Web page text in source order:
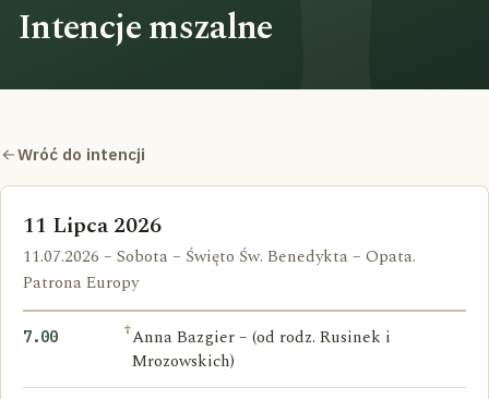
Intencje mszalne
Wróć do intencji
11 Lipca 2026
11.07.2026 – Sobota – Święto Św. Benedykta – Opata.
Patrona Europy
7.00 †Anna Bazgier – (od rodz. Rusinek i
Mrozowskich)